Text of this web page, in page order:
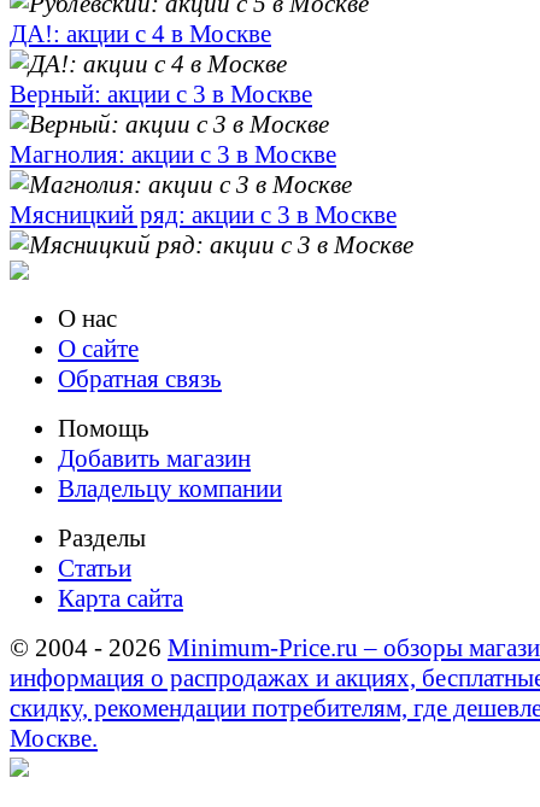
ДА!: акции с 4 в Москве
Верный: акции с 3 в Москве
Магнолия: акции с 3 в Москве
Мясницкий ряд: акции с 3 в Москве
О нас
О сайте
Обратная связь
Помощь
Добавить магазин
Владельцу компании
Разделы
Статьи
Карта сайта
© 2004 - 2026 Minimum-Price.ru – обзоры
информация о распродажах и акциях,
скидку, рекомендации потребителям, где
Москве.